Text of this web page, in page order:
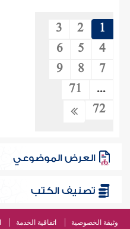
1
2
3
4
5
6
7
8
9
...
71
72
العرض الموضوعي
تصنيف الكتب
وثيقة الخصوصية اتفاقية الخدمة